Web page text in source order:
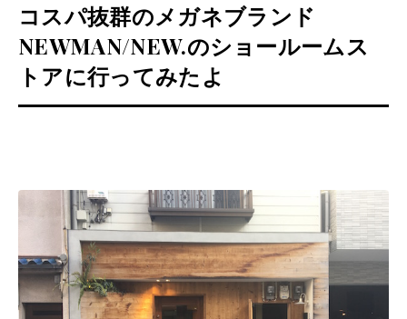
コスパ抜群のメガネブランド
NEWMAN/NEW.のショールームス
トアに行ってみたよ